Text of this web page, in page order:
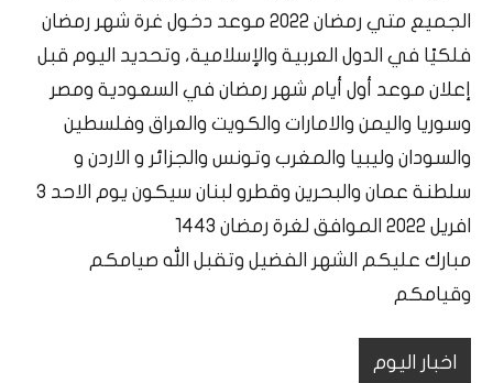
الجميع متي رمضان 2022 موعد دخول غرة شهر رمضان
فلكيًا في الدول العربية والإسلامية، وتحديد اليوم قبل
إعلان موعد أول أيام شهر رمضان في السعودية ومصر
وسوريا واليمن والامارات والكويت والعراق وفلسطين
والسودان وليبيا والمغرب وتونس والجزائر و الاردن و
سلطنة عمان والبحرين وقطرو لبنان سيكون يوم الاحد 3
افريل 2022 الموافق لغرة رمضان 1443
مبارك عليكم الشهر الفضيل وتقبل الله صيامكم
وقيامكم
اخبار اليوم